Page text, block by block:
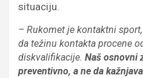
situaciju.
– Rukomet je kontaktni
da težinu kontakta procene
diskvalifikacije. Naš osnovni
preventivno, a ne da